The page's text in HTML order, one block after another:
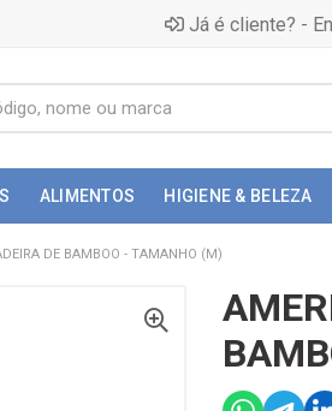
Já é cliente? -
ALIMENTOS HIGIENE & BELEZA
DE BAMBOO - TAMANHO (M)